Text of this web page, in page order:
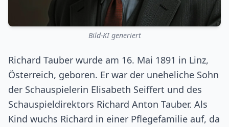
Bild-KI generiert
Richard Tauber wurde am 16. Mai 1891 in Linz,
Österreich, geboren. Er war der uneheliche Sohn
der Schauspielerin Elisabeth Seiffert und des
Schauspieldirektors Richard Anton Tauber. Als
Kind wuchs Richard in einer Pflegefamilie auf, da